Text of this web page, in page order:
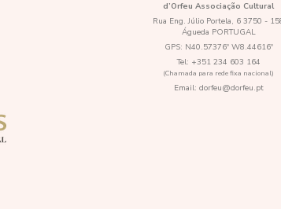
d’Orfeu Associação Cultural
Rua Eng. Júlio Portela, 6 3750 -
Águeda PORTUGAL
GPS: N40.57376º W8.44616º
Tel: +351 234 603 164
(Chamada para rede fixa nacional)
Email: dorfeu@dorfeu.pt